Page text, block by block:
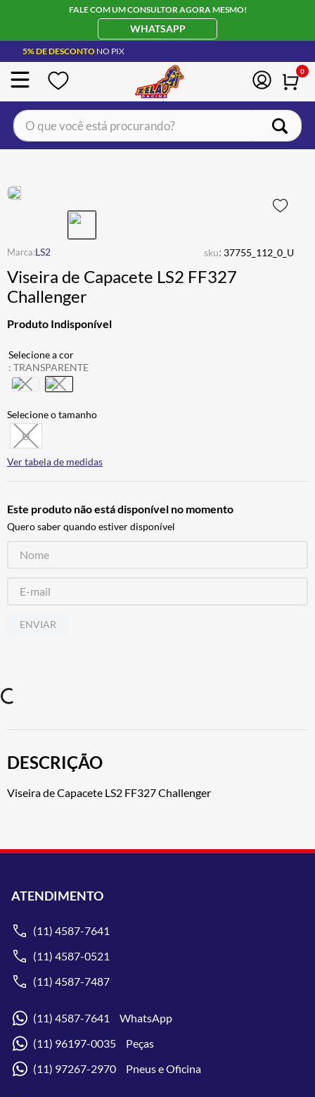
FALE COM UM CONSULTOR AGORA MESMO!
WHATSAPP
5% DE DESCONTO NO PIX
0
O que você está procurando?
LS2 sku: 37755_112_0_U
Viseira de Capacete LS2 FF327
Challenger
Produto Indisponível
: TRANSPARENTE
U
Ver tabela de medidas
Este produto não está disponível no momento
Quero saber quando estiver disponível
ENVIAR
DESCRIÇÃO
Viseira de Capacete LS2 FF327 Challenger
ATENDIMENTO
(11) 4587-7641
(11) 4587-0521
(11) 4587-7487
(11) 4587-7641 WhatsApp
(11) 96197-0035 Peças
(11) 97267-2970 Pneus e Oficina
JAQUETA
4º ÓCULOS SOLAR
5º LUVA
6º BAU
7º ALPINESTAR
8º AIROH
9º CALÇA